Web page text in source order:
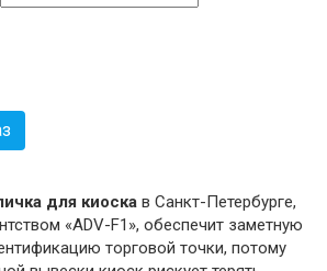
для киоска в Санкт-Петербурге,
«ADV-F1», обеспечит заметную
торговой точки, потому